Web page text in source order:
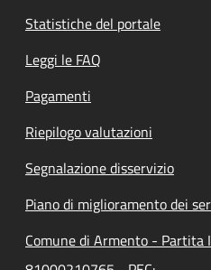
Statistiche del portale
Leggi le FAQ
Pagamenti
Riepilogo valutazioni
Segnalazione disservizio
Piano di miglioramento dei
Comune di Armento - Partita